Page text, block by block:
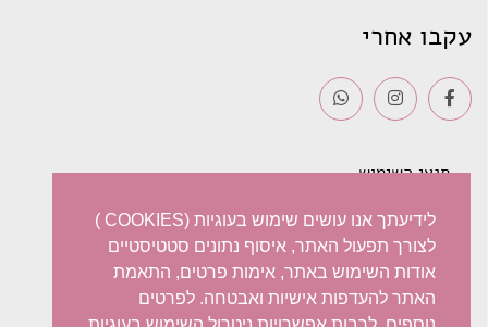
עקבו אחרי
תנאי השימוש
משלוחים
מדיניות פרטיות
לידיעתך אנו עושים שימוש בעוגיות (COOKIES )
לצורך תפעול האתר, איסוף נתונים סטטיסטיים
אודות השימוש באתר, אימות פרטים, התאמת
האתר להעדפות אישיות ואבטחה. לפרטים